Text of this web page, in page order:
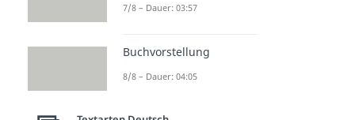
7/8 – Dauer: 03:57
Buchvorstellung
8/8 – Dauer: 04:05